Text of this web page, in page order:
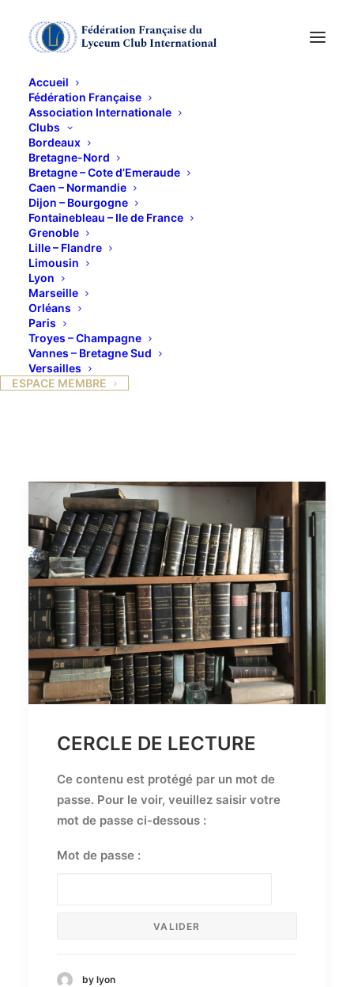
Accueil
Fédération Française
Association Internationale
Clubs
Bordeaux
Bretagne-Nord
Bretagne – Cote d’Emeraude
Caen – Normandie
Dijon – Bourgogne
Fontainebleau – Ile de France
Grenoble
Lille – Flandre
Limousin
Lyon
Marseille
Orléans
Paris
Troyes – Champagne
Vannes – Bretagne Sud
Versailles
ESPACE MEMBRE
Groupe de Lecture
CERCLE DE LECTURE
Ce contenu est protégé par un mot de
passe. Pour le voir, veuillez saisir votre
mot de passe ci-dessous :
Mot de passe :
by lyon